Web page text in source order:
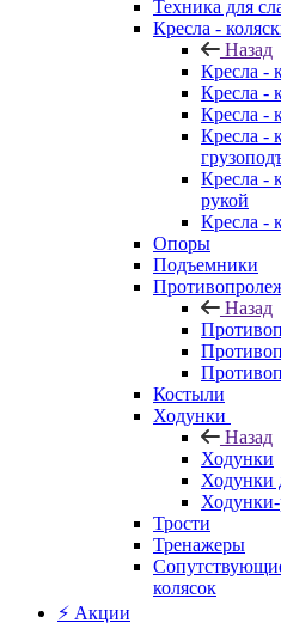
Техника для
Кресла -
Назад
Кресла -
Кресла -
Кресла -
Кресла -
Кресла -
рукой
Кресла -
Опоры
Подъемники
Назад
Костыли
Ходунки
Назад
Ходунки
Ходунки
Ходунки-
Трости
Тренажеры
колясок
⚡ Акции